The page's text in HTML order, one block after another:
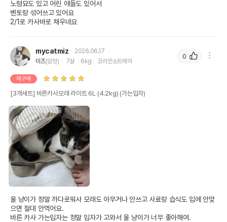
노령묘도 있고 어린 애들도 있어서
벤토랑 섞어쓰고 있어요
2/1로 카사바로 채우네요
mycatmiz
2026.06.17
미즈(암컷) 7살 6kg 코리안쇼트헤어
재구매
[3개세트] 바른카사모래 라이트 6L (4.2kg) (가는입자)
울 냥이가 정말 까다로워사 모래도 아무거나 안쓰고 사료랑 습식도 입에 안맞
으면 절대 안먹어요.
바른 카사 가는입자는 정말 입자가 고와서 울 냥이가 너무 좋아해여.
0